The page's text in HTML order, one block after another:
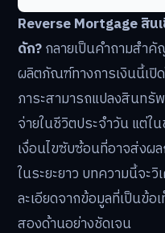
Reverse Mortgage สิน
ดัก?กลายเป็นคำถามสำ
ผลิตภัณฑ์ทางการเงินนี้เปิ
ภาระสามารถแปลงสินทรั
จ่ายในชีวิตประจำวัน แต่ใ
เงื่อนไขซับซ้อนที่อาจส่งผ
ในระยะยาว บทความนี้จะ
ละเอียดจากข้อมูลที่เป็นข้อ
สองด้านอย่างชัดเจน